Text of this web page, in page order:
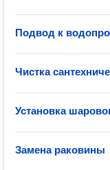
Подвод к
Чистка
Установка
Замена раковины